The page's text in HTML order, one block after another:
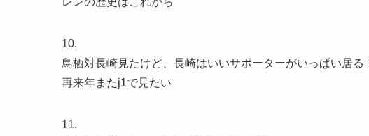
10.
鳥栖対長崎見たけど、長崎はいいサポーターがいっぱい居る
再来年またj1で見たい
11.